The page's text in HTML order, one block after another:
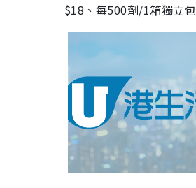
$18、每500劑/1箱獨立